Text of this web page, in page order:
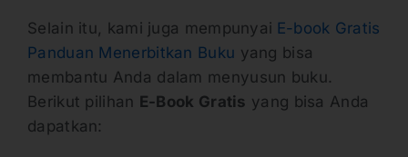
Selain itu, kami juga mempunyai E-book Gratis
Panduan Menerbitkan Buku yang bisa
membantu Anda dalam menyusun buku.
Berikut pilihan E-Book Gratis yang bisa Anda
dapatkan: